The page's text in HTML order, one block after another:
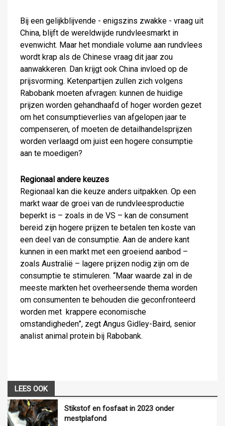
Bij een gelijkblijvende - enigszins zwakke - vraag uit
China, blijft de wereldwijde rundvleesmarkt in
evenwicht. Maar het mondiale volume aan rundvlees
wordt krap als de Chinese vraag dit jaar zou
aanwakkeren. Dan krijgt ook China invloed op de
prijsvorming. Ketenpartijen zullen zich volgens
Rabobank moeten afvragen: kunnen de huidige
prijzen worden gehandhaafd of hoger worden gezet
om het consumptieverlies van afgelopen jaar te
compenseren, of moeten de detailhandelsprijzen
worden verlaagd om juist een hogere consumptie
aan te moedigen?
Regionaal andere keuzes
Regionaal kan die keuze anders uitpakken. Op een
markt waar de groei van de rundvleesproductie
beperkt is – zoals in de VS – kan de consument
bereid zijn hogere prijzen te betalen ten koste van
een deel van de consumptie. Aan de andere kant
kunnen in een markt met een groeiend aanbod –
zoals Australië – lagere prijzen nodig zijn om de
consumptie te stimuleren. “Maar waarde zal in de
meeste markten het overheersende thema worden
om consumenten te behouden die geconfronteerd
worden met krappere economische
omstandigheden”, zegt Angus Gidley-Baird, senior
analist animal protein bij Rabobank.
LEES OOK
Stikstof en fosfaat in 2023 onder
mestplafond